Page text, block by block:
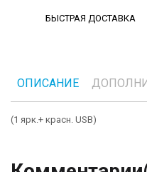
БЫСТРАЯ ДОСТАВКА
ОПИСАНИЕ
(1 ярк.+ красн. USB)